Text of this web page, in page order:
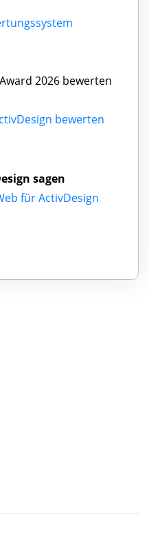
2026 bewerten
bewerten
sagen
für ActivDesign